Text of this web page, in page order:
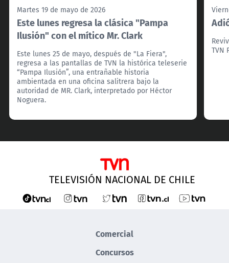
Martes 19 de mayo de 2026
Este lunes regresa la clásica "Pampa
Ilusión" con el mítico Mr. Clark
Este lunes 25 de mayo, después de "La Fiera",
regresa a las pantallas de TVN la histórica teleserie
“Pampa Ilusión”, una entrañable historia
ambientada en una oficina salitrera bajo la
autoridad de MR. Clark, interpretado por Héctor
Noguera.
TVN
TELEVISIÓN NACIONAL DE CHILE
Comercial
Concursos